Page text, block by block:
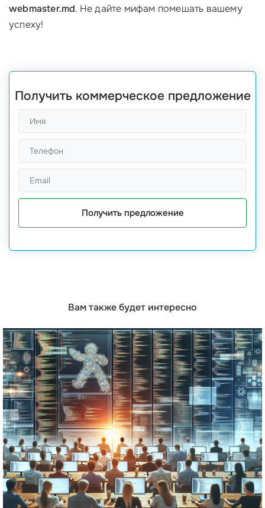
webmaster.md. Не дайте мифам помешать вашему
успеху!
Получить коммерческое предложение
Получить предложение
Вам также будет интересно